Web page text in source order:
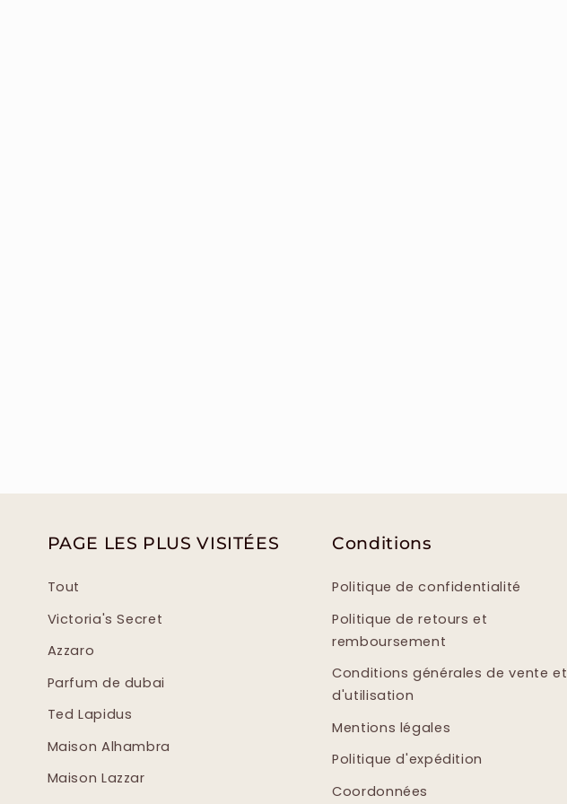
PAGE LES PLUS VISITÉES
Tout
Victoria's Secret
Azzaro
Parfum de dubai
Ted Lapidus
Maison Alhambra
Maison Lazzar
Conditions
Politique de confidentialité
Politique de retours et
remboursement
Conditions générales de vente et
d'utilisation
Mentions légales
Politique d'expédition
Coordonnées